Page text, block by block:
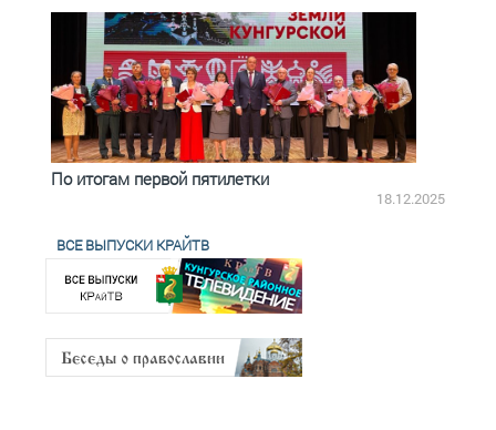
По итогам первой пятилетки
18.12.2025
ВСЕ ВЫПУСКИ КРАЙТВ